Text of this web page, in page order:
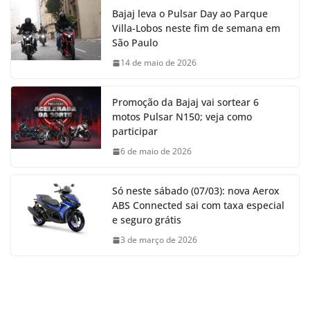
Bajaj leva o Pulsar Day ao Parque
Villa-Lobos neste fim de semana em
São Paulo
14 de maio de 2026
Promoção da Bajaj vai sortear 6
motos Pulsar N150; veja como
participar
6 de maio de 2026
Só neste sábado (07/03): nova Aerox
ABS Connected sai com taxa especial
e seguro grátis
3 de março de 2026